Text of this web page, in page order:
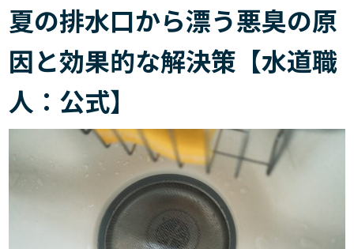
夏の排水口から漂う悪臭の原
因と効果的な解決策【水道職
人：公式】